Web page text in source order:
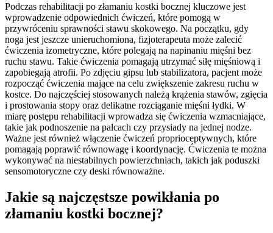
Podczas rehabilitacji po złamaniu kostki bocznej kluczowe jest
wprowadzenie odpowiednich ćwiczeń, które pomogą w
przywróceniu sprawności stawu skokowego. Na początku, gdy
noga jest jeszcze unieruchomiona, fizjoterapeuta może zalecić
ćwiczenia izometryczne, które polegają na napinaniu mięśni bez
ruchu stawu. Takie ćwiczenia pomagają utrzymać siłę mięśniową i
zapobiegają atrofii. Po zdjęciu gipsu lub stabilizatora, pacjent może
rozpocząć ćwiczenia mające na celu zwiększenie zakresu ruchu w
kostce. Do najczęściej stosowanych należą krążenia stawów, zgięcia
i prostowania stopy oraz delikatne rozciąganie mięśni łydki. W
miarę postępu rehabilitacji wprowadza się ćwiczenia wzmacniające,
takie jak podnoszenie na palcach czy przysiady na jednej nodze.
Ważne jest również włączenie ćwiczeń proprioceptywnych, które
pomagają poprawić równowagę i koordynację. Ćwiczenia te można
wykonywać na niestabilnych powierzchniach, takich jak poduszki
sensomotoryczne czy deski równoważne.
Jakie są najczęstsze powikłania po
złamaniu kostki bocznej?